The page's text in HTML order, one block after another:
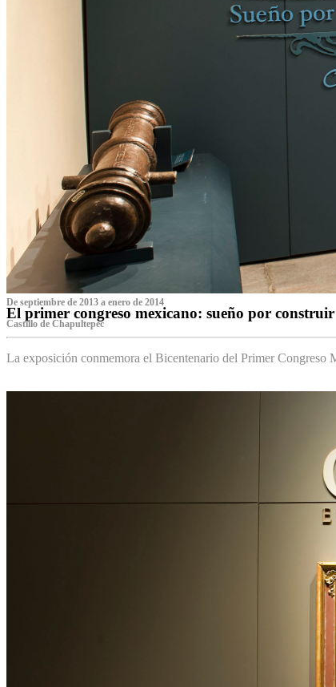
De septiembre de 2013 a enero de 2014
El primer congreso mexicano: sueño por
Castillo de Chapultepec
La exposición conmemora el Bicentenario del Primer